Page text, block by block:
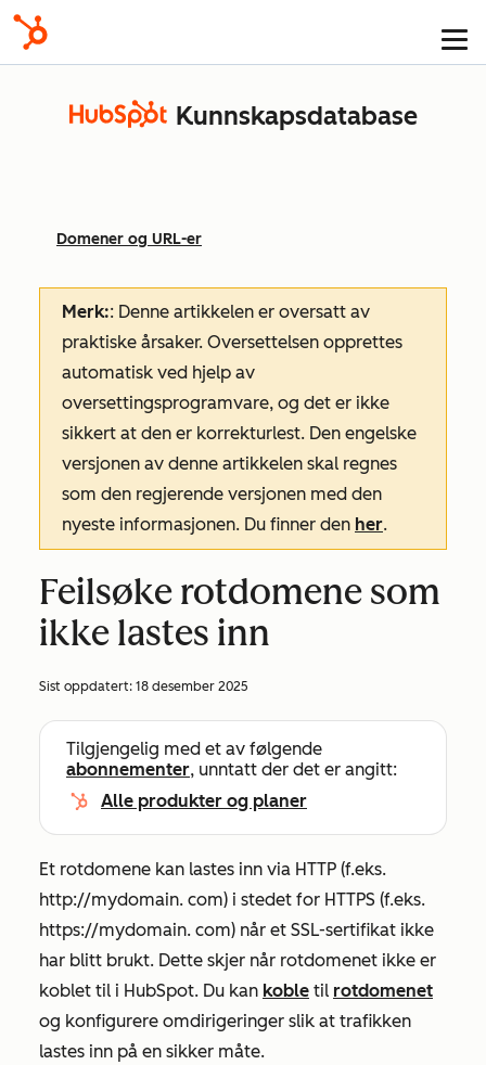
Kunnskapsdatabase
Domener og URL-er
Merk:: Denne artikkelen er oversatt av
praktiske årsaker. Oversettelsen opprettes
automatisk ved hjelp av
oversettingsprogramvare, og det er ikke
sikkert at den er korrekturlest. Den engelske
versjonen av denne artikkelen skal regnes
som den regjerende versjonen med den
nyeste informasjonen. Du finner den her.
Feilsøke rotdomene som
ikke lastes inn
Sist oppdatert: 18 desember 2025
Tilgjengelig med et av følgende
abonnementer, unntatt der det er angitt:
Alle produkter og planer
Et rotdomene kan lastes inn via HTTP (f.eks.
http://mydomain. com) i stedet for HTTPS (f.eks.
https://mydomain. com) når et SSL-sertifikat ikke
har blitt brukt. Dette skjer når rotdomenet ikke er
koblet til i HubSpot. Du kan koble til rotdomenet
og konfigurere omdirigeringer slik at trafikken
lastes inn på en sikker måte.